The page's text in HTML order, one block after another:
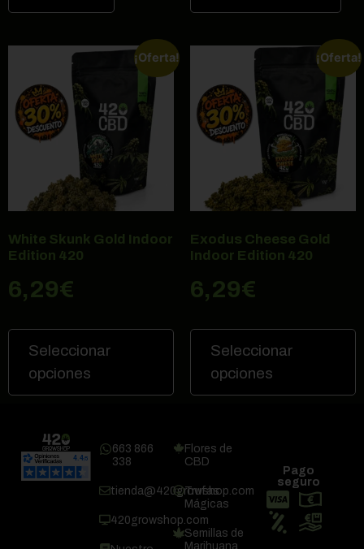
¡Oferta!
White Skunk Gold Indoor
Edition 420
6,29€
Seleccionar
opciones
¡Oferta!
Exodus Cheese Gold
Indoor Edition 420
6,29€
Seleccionar
opciones
663 866
338
tienda@420growshop.com
420growshop.com
Flores de
CBD
Trufas
Mágicas
Semillas de
Marihuana
Pago
seguro